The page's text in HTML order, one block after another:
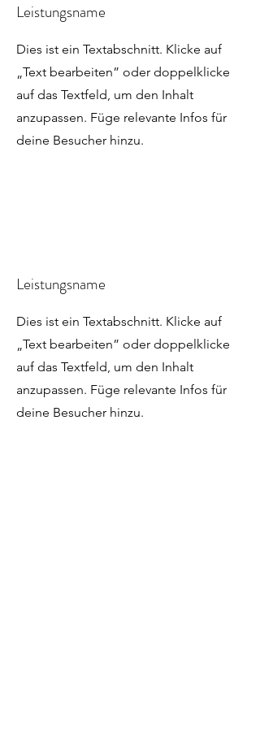
Leistungsname
Dies ist ein Textabschnitt. Klicke auf
„Text bearbeiten” oder doppelklicke
auf das Textfeld, um den Inhalt
anzupassen. Füge relevante Infos für
deine Besucher hinzu.
Leistungsname
Dies ist ein Textabschnitt. Klicke auf
„Text bearbeiten” oder doppelklicke
auf das Textfeld, um den Inhalt
anzupassen. Füge relevante Infos für
deine Besucher hinzu.